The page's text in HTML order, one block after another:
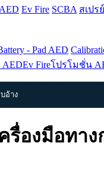
Ev Fire SCBA สเปร
- Pad AED
AEDEv Fireโปรโมชั่น
อ้าง
รื่องมือทา